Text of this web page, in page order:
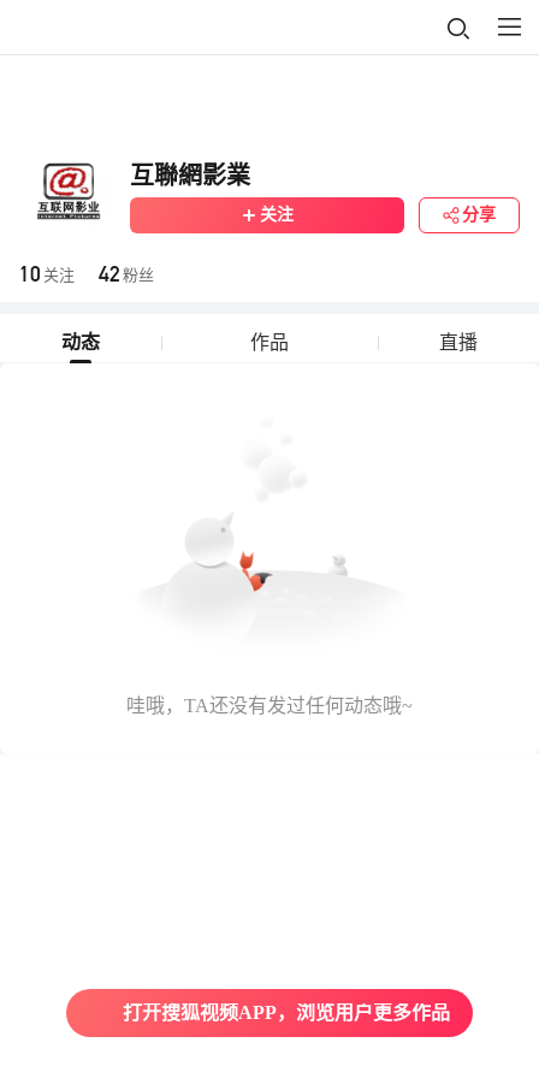
互聯網影業
关注 分享
10 关注 42 粉丝
动态 作品 直播
哇哦，TA还没有发过任何动态哦~
打开搜狐视频APP，浏览用户更多作品